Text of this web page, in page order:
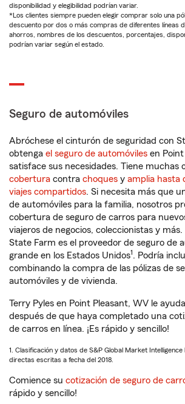
disponibilidad y elegibilidad podrían variar.
*Los clientes siempre pueden elegir comprar solo una
descuento por dos o más compras de diferentes líneas
ahorros, nombres de los descuentos, porcentajes,
podrían variar según el estado.
Seguro de automóviles
Abróchese el cinturón de seguridad con
obtenga el seguro de automóviles en
satisface sus necesidades. Tiene muchas
cobertura contra choques y amplia hasta
viajes compartidos. Si necesita más que
de automóviles para la familia, nosotros
cobertura de seguro de carros para
viajeros de negocios, coleccionistas y
State Farm es el proveedor de seguro de
grande en los Estados Unidos1. Podría
combinando la compra de las pólizas de
automóviles y de vivienda.
Terry Pyles en Point Pleasant, WV le
después de que haya completado una
de carros en línea. ¡Es rápido y sencillo!
1. Clasificación y datos de S&P Global Market
directas escritas a fecha del 2018.
Comience su cotización de seguro de
rápido y sencillo!